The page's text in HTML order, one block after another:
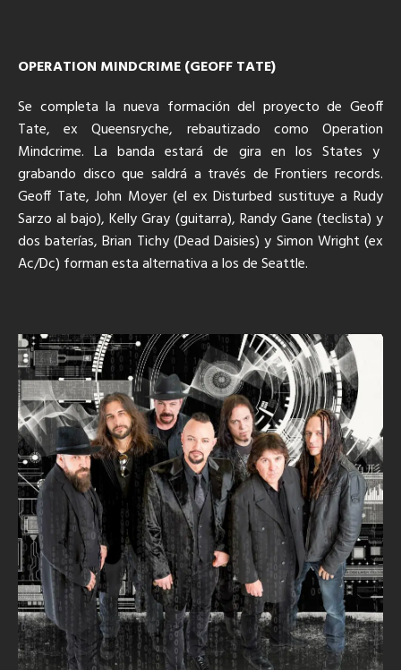
OPERATION MINDCRIME (GEOFF TATE)
Se completa la nueva formación del proyecto de Geoff
Tate, ex Queensryche, rebautizado como Operation
Mindcrime. La banda estará de gira en los States y
grabando disco que saldrá a través de Frontiers records.
Geoff Tate, John Moyer (el ex Disturbed sustituye a Rudy
Sarzo al bajo), Kelly Gray (guitarra), Randy Gane (teclista) y
dos baterías, Brian Tichy (Dead Daisies) y Simon Wright (ex
Ac/Dc) forman esta alternativa a los de Seattle.